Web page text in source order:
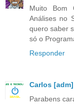
Muito Bom
Análises no
quero saber
só o
Responder
Carlos [adm]
Parabens